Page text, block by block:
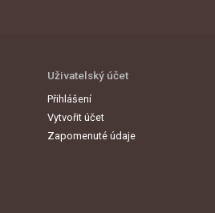
Uživatelský účet
Přihlášení
Vytvořit účet
Zapomenuté údaje